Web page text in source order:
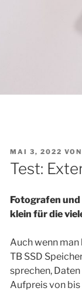
AM
MAI 3, 2022 VON
Test:
Fotografen
klein für die
Auch wenn
TB SSD
sprechen,
Aufpreis von